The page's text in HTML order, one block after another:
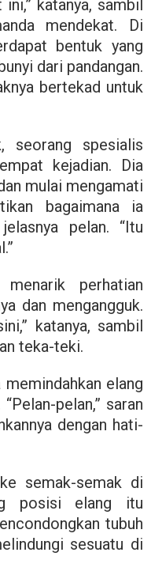
katanya, sambil
mendekat. Di
bentuk yang
dari pandangan.
bertekad untuk
seorang spesialis
kejadian. Dia
mulai mengamati
bagaimana ia
pelan. “Itu
perhatian
dan mengangguk.
katanya, sambil
teka-teki.
elang
pelan,” saran
dengan hati-
semak-semak di
posisi elang itu
tubuh
sesuatu di